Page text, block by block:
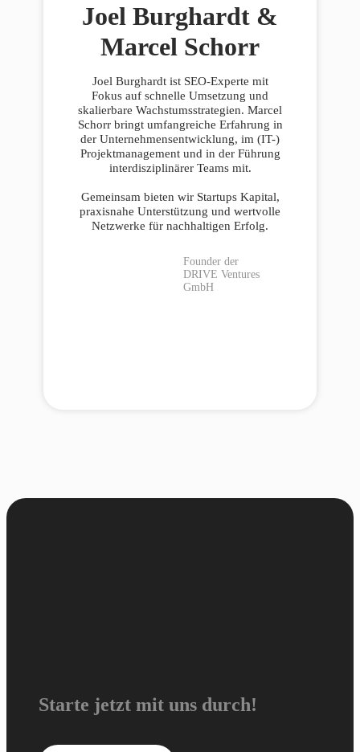
Joel Burghardt &
Marcel Schorr
Joel Burghardt ist SEO-Experte mit
Fokus auf schnelle Umsetzung und
skalierbare Wachstumsstrategien. Marcel
Schorr bringt umfangreiche Erfahrung in
der Unternehmensentwicklung, im (IT-)
Projektmanagement und in der Führung
interdisziplinärer Teams mit.
Gemeinsam bieten wir Startups Kapital,
praxisnahe Unterstützung und wertvolle
Netzwerke für nachhaltigen Erfolg.
Founder der
DRIVE Ventures
GmbH
Starte jetzt mit uns durch!